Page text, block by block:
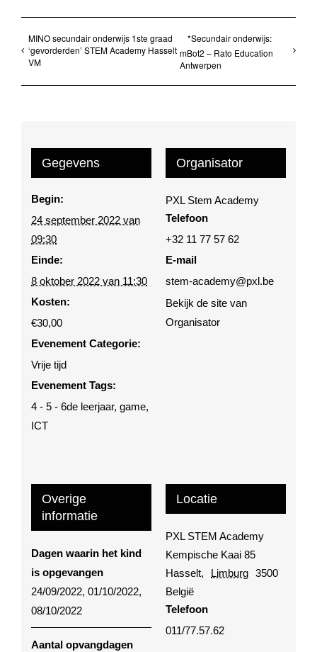
MINO secundair onderwijs 1ste graad
‘gevorderden’ STEM Academy Hasselt
VM
*Secundair onderwijs:
mBot2 – Rato Education
Antwerpen
Gegevens
Begin:
24 september 2022 van
09:30
Einde:
8 oktober 2022 van 11:30
Kosten:
€30,00
Evenement Categorie:
Vrije tijd
Evenement Tags:
4 - 5 - 6de leerjaar,game,
ICT
Locatie
PXL STEM Academy
Kempische Kaai 85
Hasselt, Limburg 3500
België
Telefoon
011/77.57.62
Organisator
PXL Stem Academy
Telefoon
+32 11 77 57 62
E-mail
stem-academy@pxl.be
Bekijk de site van
Organisator
Overige
informatie
Dagen waarin het kind
is opgevangen
24/09/2022, 01/10/2022,
08/10/2022
Aantal opvangdagen